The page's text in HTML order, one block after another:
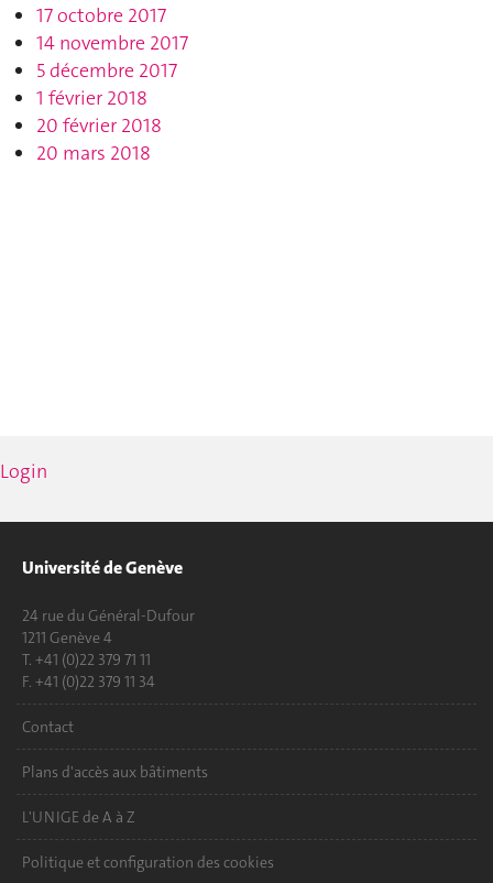
17 octobre 2017
14 novembre 2017
5 décembre 2017
1 février 2018
20 février 2018
20 mars 2018
Login
Université de Genève
24 rue du Général-Dufour
1211 Genève 4
T. +41 (0)22 379 71 11
F. +41 (0)22 379 11 34
Contact
Plans d'accès aux bâtiments
L'UNIGE de A à Z
Politique et configuration des cookies